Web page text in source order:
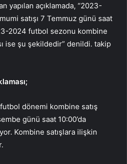
yapılan açıklamada, “2023-
satışı 7 Temmuz günü saat
2024 futbol sezonu kombine
ise şu şekildedir” denildi. takip
dönemi kombine satış
günü saat 10:00’da
Kombine satışlara ilişkin